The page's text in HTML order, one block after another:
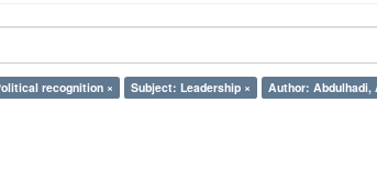
recognition × Subject: Leadership × Author: Abdulhadi,